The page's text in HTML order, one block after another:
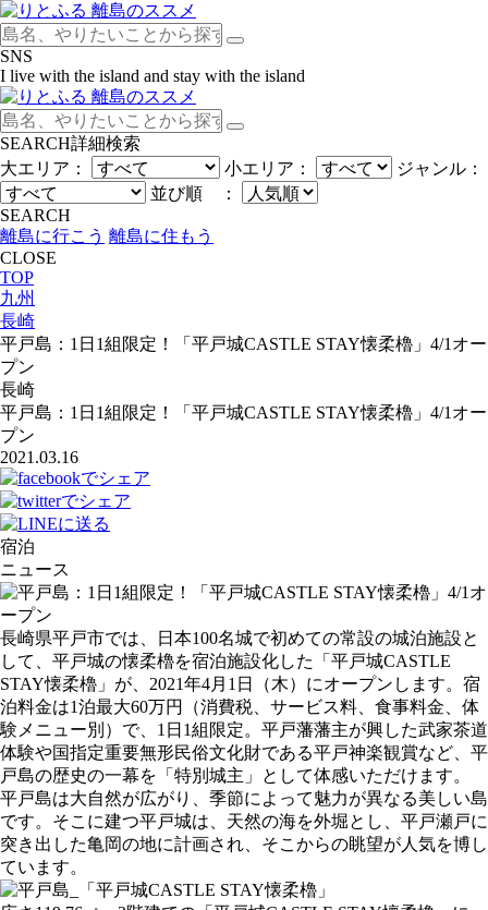
SNS
I live with the island and stay with the island
SEARCH詳細検索
大エリア：
小エリア：
ジャンル：
並び順 ：
SEARCH
離島に行こう 離島に住もう
CLOSE
TOP
九州
長崎
平戸島：1日1組限定！「平戸城CASTLE STAY懐柔櫓」4/1オー
プン
長崎
平戸島：1日1組限定！「平戸城CASTLE STAY懐柔櫓」4/1オー
プン
2021.03.16
宿泊
ニュース
長崎県平戸市では、日本100名城で初めての常設の城泊施設と
して、平戸城の懐柔櫓を宿泊施設化した「平戸城CASTLE
STAY懐柔櫓」が、2021年4月1日（木）にオープンします。宿
泊料金は1泊最大60万円（消費税、サービス料、食事料金、体
験メニュー別）で、1日1組限定。平戸藩藩主が興した武家茶道
体験や国指定重要無形民俗文化財である平戸神楽観賞など、平
戸島の歴史の一幕を「特別城主」として体感いただけます。
平戸島は大自然が広がり、季節によって魅力が異なる美しい島
です。そこに建つ平戸城は、天然の海を外堀とし、平戸瀬戸に
突き出した亀岡の地に計画され、そこからの眺望が人気を博し
ています。